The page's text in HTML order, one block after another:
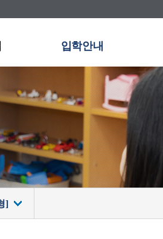
입학안내
]